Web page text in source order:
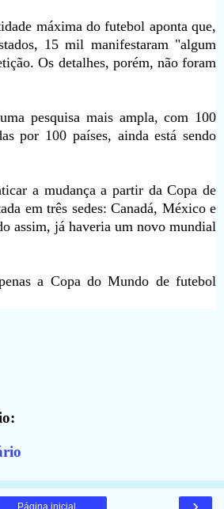
máxima do futebol aponta que,
15 mil manifestaram "algum
Os detalhes, porém, não foram
pesquisa mais ampla, com 100
por 100 países, ainda está sendo
a mudança a partir da Copa de
em três sedes: Canadá, México e
assim, já haveria um novo mundial
a Copa do Mundo de futebol
Página inicial